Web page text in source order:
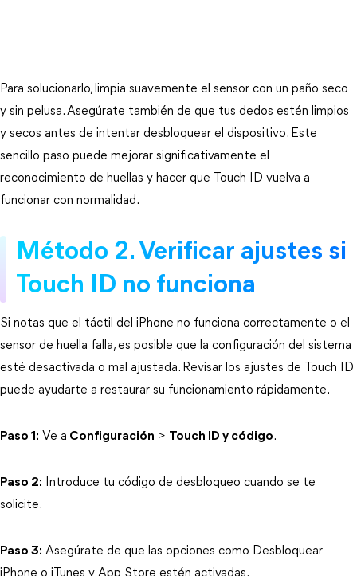
Para solucionarlo, limpia suavemente el sensor con un paño seco
y sin pelusa. Asegúrate también de que tus dedos estén limpios
y secos antes de intentar desbloquear el dispositivo. Este
sencillo paso puede mejorar significativamente el
reconocimiento de huellas y hacer que Touch ID vuelva a
funcionar con normalidad.
Método 2. Verificar ajustes si
Touch ID no funciona
Si notas que el táctil del iPhone no funciona correctamente o el
sensor de huella falla, es posible que la configuración del sistema
esté desactivada o mal ajustada. Revisar los ajustes de Touch ID
puede ayudarte a restaurar su funcionamiento rápidamente.
Paso 1: Ve a Configuración > Touch ID y código.
Paso 2: Introduce tu código de desbloqueo cuando se te
solicite.
Paso 3: Asegúrate de que las opciones como Desbloquear